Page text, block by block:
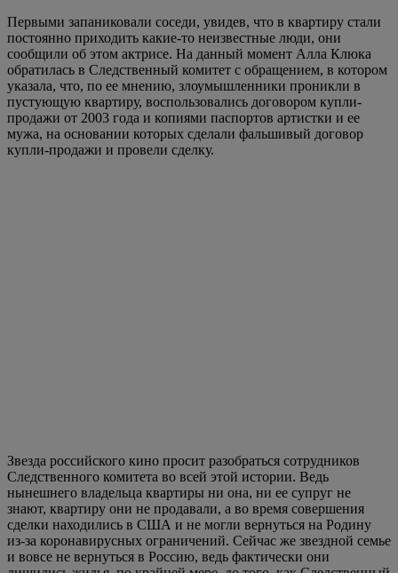
Первыми запаниковали соседи, увидев, что в квартиру стали
постоянно приходить какие-то неизвестные люди, они
сообщили об этом актрисе. На данный момент Алла Клюка
обратилась в Следственный комитет с обращением, в котором
указала, что, по ее мнению, злоумышленники проникли в
пустующую квартиру, воспользовались договором купли-
продажи от 2003 года и копиями паспортов артистки и ее
мужа, на основании которых сделали фальшивый договор
купли-продажи и провели сделку.
Звезда российского кино просит разобраться сотрудников
Следственного комитета во всей этой истории. Ведь
нынешнего владельца квартиры ни она, ни ее супруг не
знают, квартиру они не продавали, а во время совершения
сделки находились в США и не могли вернуться на Родину
из-за коронавирусных ограничений. Сейчас же звездной семье
и вовсе не вернуться в Россию, ведь фактически они